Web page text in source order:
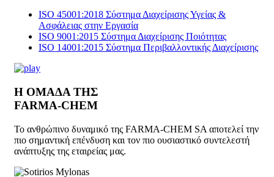
ISO 45001:2018 Σύστημα Διαχείρισης Υγείας &
Ασφάλειας στην Εργασία
ISO 9001:2015 Σύστημα Διαχείρισης Ποιότητας
ISO 14001:2015 Σύστημα Περιβαλλοντικής Διαχείρισης
Η ΟΜΑΔΑ ΤΗΣ
FARMA-CHEM
Το ανθρώπινο δυναμικό της FARMA-CHEM SA αποτελεί την
πιο σημαντική επένδυση και τον πιο ουσιαστικό συντελεστή
ανάπτυξης της εταιρείας μας.